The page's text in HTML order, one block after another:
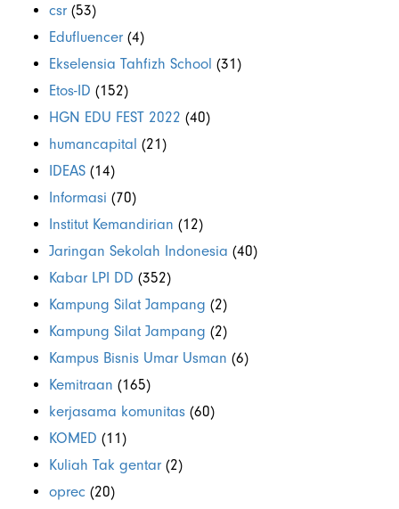
csr (53)
Edufluencer (4)
Ekselensia Tahfizh School (31)
Etos-ID (152)
HGN EDU FEST 2022 (40)
humancapital (21)
IDEAS (14)
Informasi (70)
Institut Kemandirian (12)
Jaringan Sekolah Indonesia (40)
Kabar LPI DD (352)
Kampung Silat Jampang (2)
Kampung Silat Jampang (2)
Kampus Bisnis Umar Usman (6)
Kemitraan (165)
kerjasama komunitas (60)
KOMED (11)
Kuliah Tak gentar (2)
oprec (20)